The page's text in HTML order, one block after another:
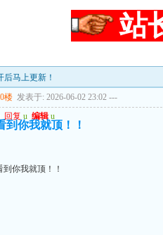
站
马上更新！
楼 发表于: 2026-06-02 23:02 ---
回复 u 编辑 u
到你我就顶！！
到你我就顶！！